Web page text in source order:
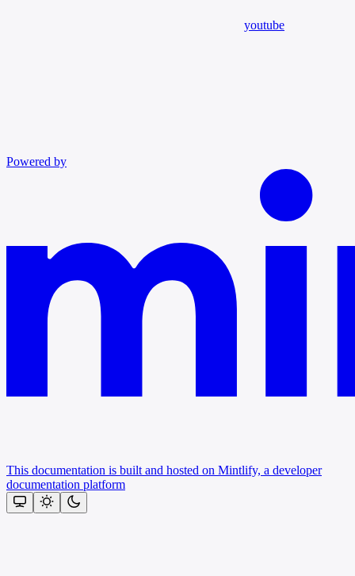
youtube
Powered by
This documentation is built and hosted on Mintlify, a developer
documentation platform